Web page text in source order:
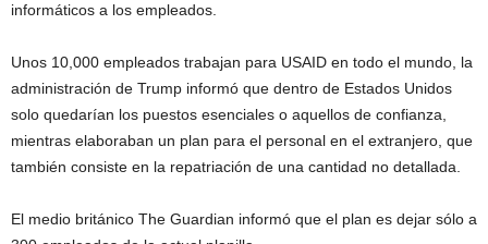
informáticos a los empleados.
Unos 10,000 empleados trabajan para USAID en todo el mundo, la
administración de Trump informó que dentro de Estados Unidos
solo quedarían los puestos esenciales o aquellos de confianza,
mientras elaboraban un plan para el personal en el extranjero, que
también consiste en la repatriación de una cantidad no detallada.
El medio británico The Guardian informó que el plan es dejar sólo a